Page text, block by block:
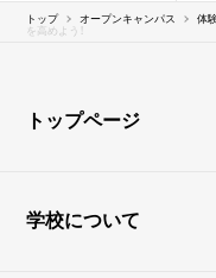
トップ オープンキャンパス 体
を高めよう！
トップページ
学校について